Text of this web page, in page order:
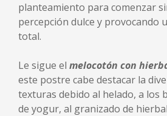
planteamiento para comenzar
percepción dulce y provocando
total.
Le sigue el melocotón con
este postre cabe destacar la
texturas debido al helado, a los
de yogur, al granizado de